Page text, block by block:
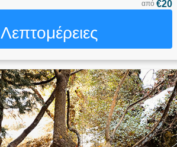
από €20
Λεπτομέρειες